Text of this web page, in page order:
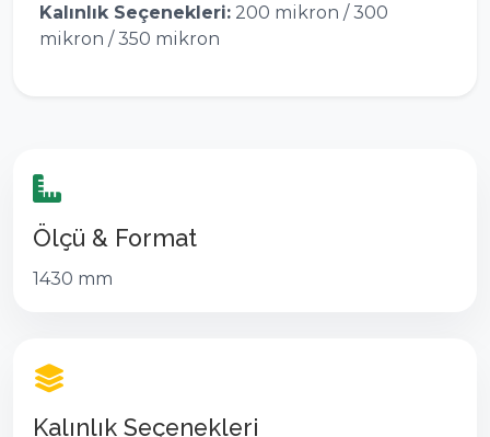
Kalınlık Seçenekleri: 200 mikron / 300
mikron / 350 mikron
Ölçü & Format
1430 mm
Kalınlık Seçenekleri